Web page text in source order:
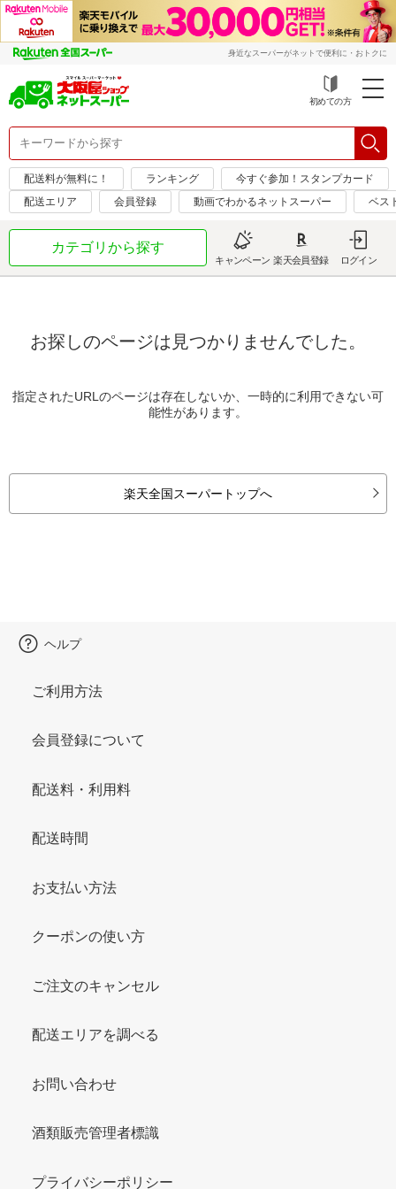
身近なスーパーがネットで便利に・おトクに
初めての方
配送料が無料に！ ランキング
今すぐ参加！スタンプカード
配送エリア
会員登録 動画でわかるネットスーパー ベス
カテゴリから探す
キャンペーン 楽天会員登録 ログイン
お探しのページは見つかりませんでした。
指定されたURLのページは存在しないか、一時的に利用できない可
能性があります。
楽天全国スーパートップへ
ヘルプ
ご利用方法
会員登録について
配送料・利用料
配送時間
お支払い方法
クーポンの使い方
ご注文のキャンセル
配送エリアを調べる
お問い合わせ
酒類販売管理者標識
プライバシーポリシー